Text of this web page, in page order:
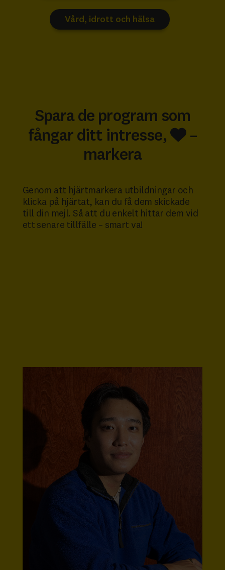
Vård, idrott och hälsa
Spara de program som
fångar ditt intresse,
–
markera
Genom att hjärtmarkera utbildningar och
klicka på hjärtat, kan du få dem skickade
till din mejl. Så att du enkelt hittar dem vid
ett senare tillfälle – smart va!